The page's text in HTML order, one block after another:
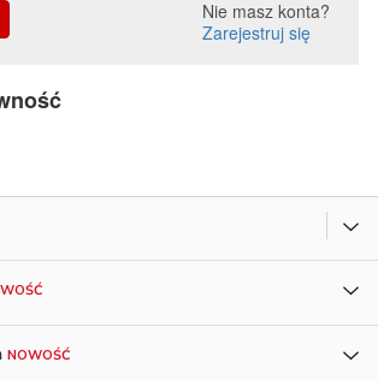
Nie masz konta?
Zarejestruj się
NOWOŚĆ